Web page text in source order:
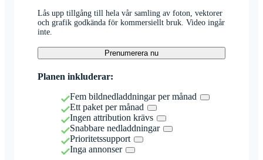
Lås upp tillgång till hela vår samling av foton, vektorer
och grafik godkända för kommersiellt bruk. Video ingår
inte.
Prenumerera nu
Planen inkluderar:
Fem bildnedladdningar per månad
Ett paket per månad
Ingen attribution krävs
Snabbare nedladdningar
Prioritetssupport
Inga annonser